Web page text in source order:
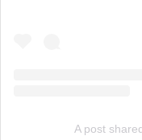
A post